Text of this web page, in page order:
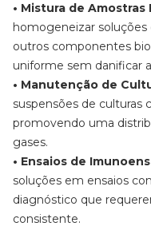
• Mistura de Amostras
homogeneizar
outros componentes
uniforme sem danificar
• Manutenção de
suspensões de culturas
promovendo uma
gases.
• Ensaios de
soluções em ensaios
diagnóstico que
consistente.